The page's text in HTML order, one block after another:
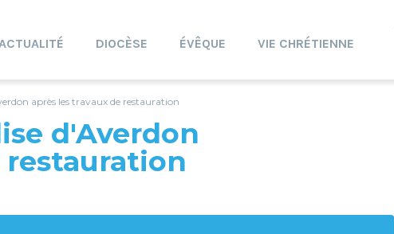
DIOCÈSE ÉVÊQUE VIE CHRÉTIENNE
après les travaux de restauration
d'Averdon
restauration